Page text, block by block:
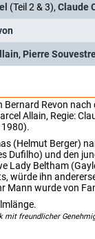
(Teil 2 & 3), Claude
, Pierre
Revon nach
Allain, Regie:
(Helmut Berger)
Dufilho) und den
Lady Beltham
würde ihn
Mann wurde von
mit freundlicher